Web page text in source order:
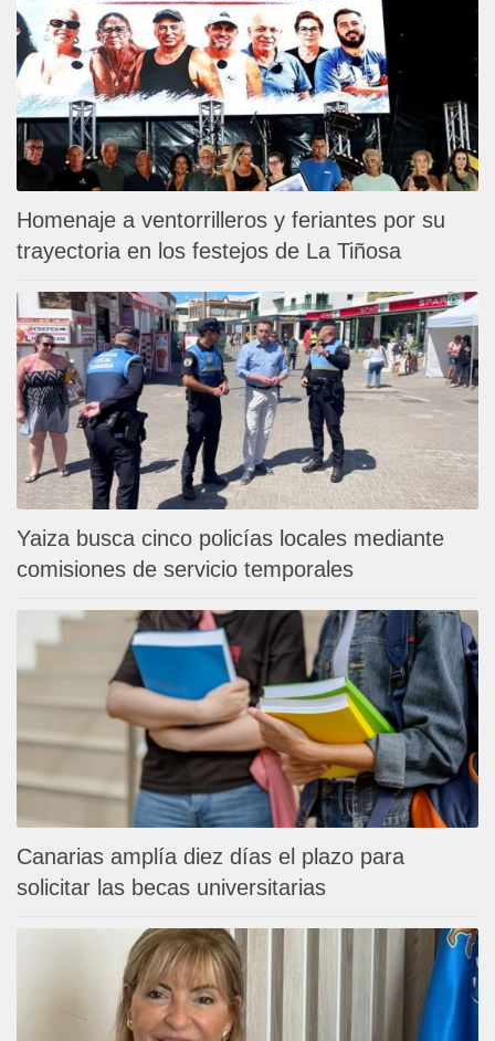
Homenaje a ventorrilleros y feriantes por su
trayectoria en los festejos de La Tiñosa
Yaiza busca cinco policías locales mediante
comisiones de servicio temporales
Canarias amplía diez días el plazo para
solicitar las becas universitarias